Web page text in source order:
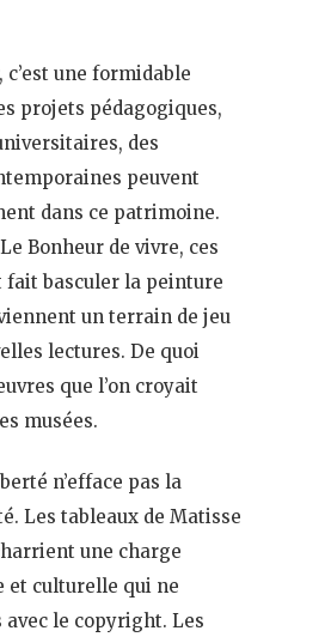
c’est une formidable
projets pédagogiques,
des
peuvent
dans ce patrimoine.
Bonheur de vivre, ces
fait basculer la peinture
un terrain de jeu
lectures. De quoi
que l’on croyait
musées.
n’efface pas la
Les tableaux de Matisse
une charge
et culturelle qui ne
le copyright. Les